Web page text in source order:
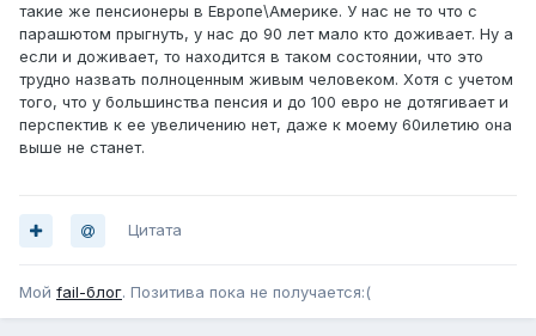
такие же пенсионеры в Европе\Америке. У нас не то что с
парашютом прыгнуть, у нас до 90 лет мало кто доживает. Ну а
если и доживает, то находится в таком состоянии, что это
трудно назвать полноценным живым человеком. Хотя с учетом
того, что у большинства пенсия и до 100 евро не дотягивает и
перспектив к ее увеличению нет, даже к моему 60илетию она
выше не станет.
Цитата
Мой fail-блог. Позитива пока не получается:(